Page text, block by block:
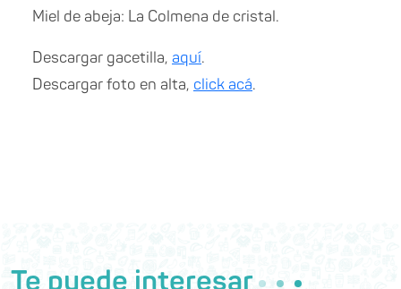
Miel de abeja: La Colmena de cristal.
Descargar gacetilla, aquí.
Descargar foto en alta, click acá.
Te puede interesar